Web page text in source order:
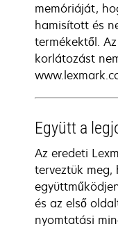
memóriáját,
hamisított és
termékektől.
korlátozást
Együtt a
Az eredeti
terveztük meg,
és az első
nyomtatási